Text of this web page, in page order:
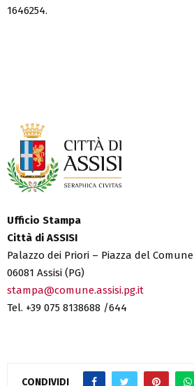
1646254.
Ufficio Stampa
Città di ASSISI
Palazzo dei Priori – Piazza del Comune
06081 Assisi (PG)
stampa@comune.assisi.pg.it
Tel. +39 075 8138688 /644
CONDIVIDI